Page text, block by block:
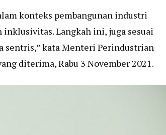
konteks pembangunan industri
Langkah ini, juga sesuai
sentris,” kata Menteri Perindustrian
diterima, Rabu 3 November 2021.